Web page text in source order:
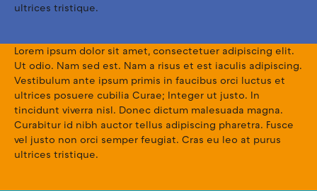
ultrices tristique.
Lorem ipsum dolor sit amet, consectetuer adipiscing elit.
Ut odio. Nam sed est. Nam a risus et est iaculis adipiscing.
Vestibulum ante ipsum primis in faucibus orci luctus et
ultrices posuere cubilia Curae; Integer ut justo. In
tincidunt viverra nisl. Donec dictum malesuada magna.
Curabitur id nibh auctor tellus adipiscing pharetra. Fusce
vel justo non orci semper feugiat. Cras eu leo at purus
ultrices tristique.